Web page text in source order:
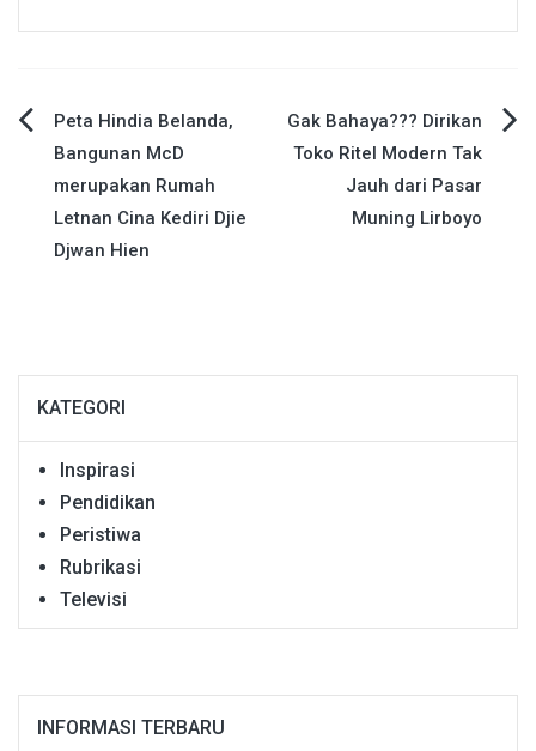
Navigasi
pos
Peta Hindia Belanda,
Bangunan McD
merupakan Rumah
Letnan Cina Kediri Djie
Djwan Hien
Gak Bahaya??? Dirikan
Toko Ritel Modern Tak
Jauh dari Pasar
Muning Lirboyo
KATEGORI
Inspirasi
Pendidikan
Peristiwa
Rubrikasi
Televisi
INFORMASI TERBARU